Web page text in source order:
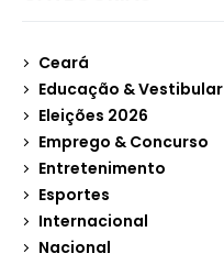
Ceará
Educação & Vestibular
Eleições 2026
Emprego & Concurso
Entretenimento
Esportes
Internacional
Nacional